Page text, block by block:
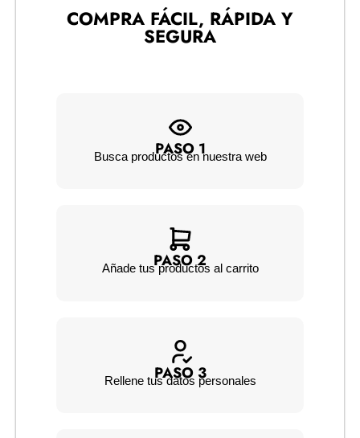
COMPRA FÁCIL, RÁPIDA Y
SEGURA
PASO 1
Busca productos en nuestra web
PASO 2
Añade tus productos al carrito
PASO 3
Rellene tus datos personales